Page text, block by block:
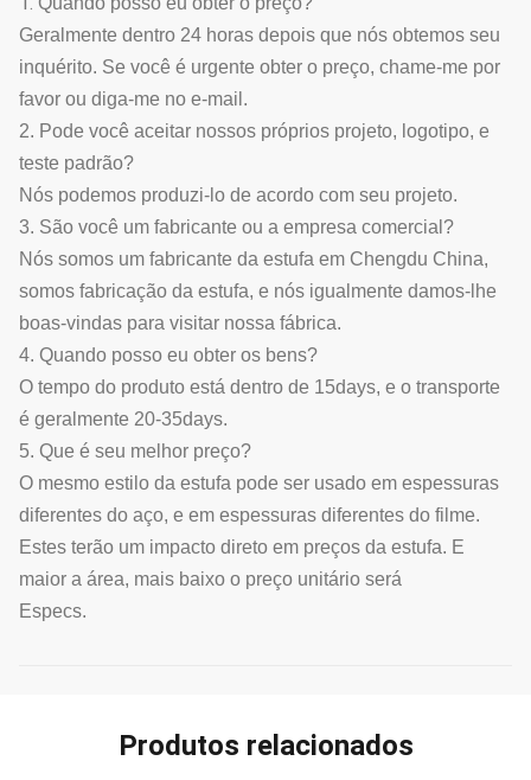
Geralmente dentro 24 horas depois que nós obtemos seu
inquérito. Se você é urgente obter o preço, chame-me por
favor ou diga-me no e-mail.
2. Pode você aceitar nossos próprios projeto, logotipo, e
teste padrão?
Nós podemos produzi-lo de acordo com seu projeto.
3. São você um fabricante ou a empresa comercial?
Nós somos um fabricante da estufa em Chengdu China,
somos fabricação da estufa, e nós igualmente damos-lhe
boas-vindas para visitar nossa fábrica.
4. Quando posso eu obter os bens?
O tempo do produto está dentro de 15days, e o transporte
é geralmente 20-35days.
5. Que é seu melhor preço?
O mesmo estilo da estufa pode ser usado em espessuras
diferentes do aço, e em espessuras diferentes do filme.
Estes terão um impacto direto em preços da estufa. E
maior a área, mais baixo o preço unitário será
Especs.
Produtos relacionados